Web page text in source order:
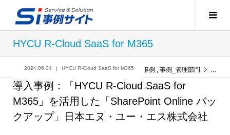
HYCU R-Cloud SaaS for M365
記事 HYCU R-Cloud SaaS for M365 事例 事例_管理部門
2024.06.04 HYCU R-Cloud SaaS for M365
導入事例：「HYCU R-Cloud SaaS for
M365」を活用した「SharePoint Online バッ
クアップ」日本エヌ・ユー・エス株式会社